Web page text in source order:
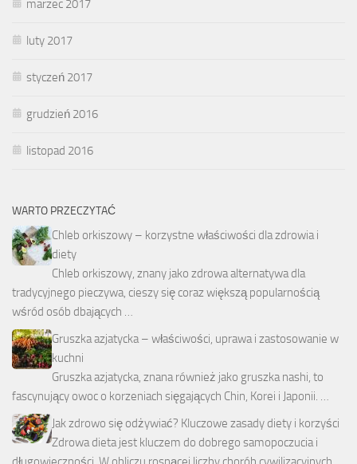
marzec 2017
luty 2017
styczeń 2017
grudzień 2016
listopad 2016
WARTO PRZECZYTAĆ
Chleb orkiszowy – korzystne właściwości dla zdrowia i
diety
Chleb orkiszowy, znany jako zdrowa alternatywa dla
tradycyjnego pieczywa, cieszy się coraz większą popularnością
wśród osób dbających …
Gruszka azjatycka – właściwości, uprawa i zastosowanie w
kuchni
Gruszka azjatycka, znana również jako gruszka nashi, to
fascynujący owoc o korzeniach sięgających Chin, Korei i Japonii. …
Jak zdrowo się odżywiać? Kluczowe zasady diety i korzyści
Zdrowa dieta jest kluczem do dobrego samopoczucia i